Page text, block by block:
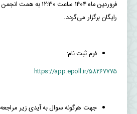
فروردین ماه 1404 ساعت
رایگان برگزار می‌گردد.
فرم ثبت نام:
https://app.epoll.ir/58267775
جهت هرگونه سوال به آیدی زیر مراجعه